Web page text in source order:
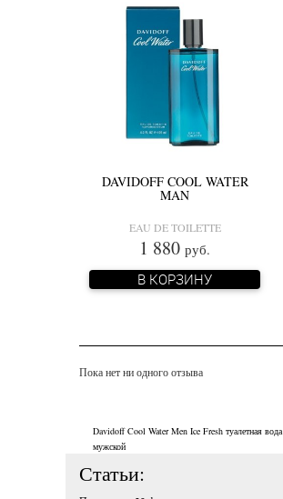
DAVIDOFF COOL WATER
MAN
EAU DE TOILETTE
1 880 руб.
В КОРЗИНУ
Пока нет ни одного отзыва
Davidoff Cool Water Men Ice Fresh туалетная вода
мужской
Статьи: